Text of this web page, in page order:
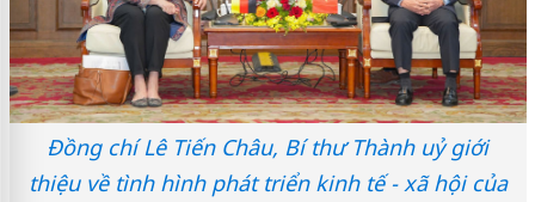
Đồng chí Lê Tiến Châu, Bí thư Thành uỷ giới
thiệu về tình hình phát triển kinh tế - xã hội của